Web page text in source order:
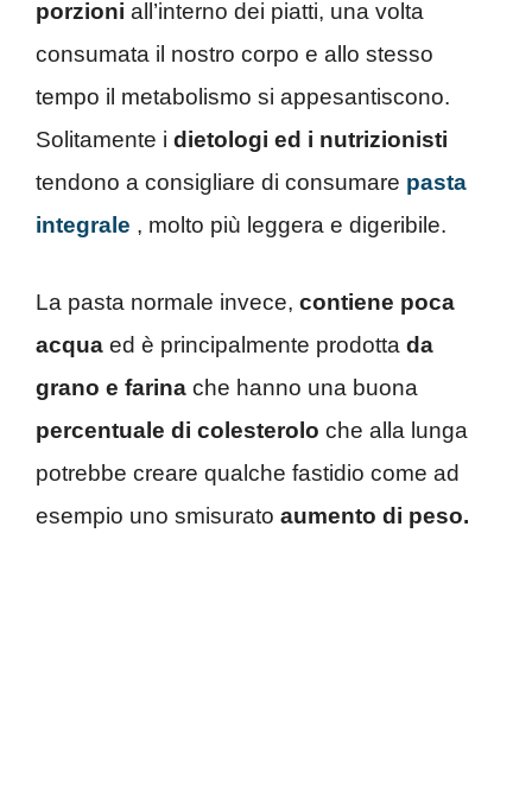
porzioni all’interno dei piatti, una volta
consumata il nostro corpo e allo stesso
tempo il metabolismo si appesantiscono.
Solitamente i dietologi ed i nutrizionisti
tendono a consigliare di consumare pasta
integrale , molto più leggera e digeribile.
La pasta normale invece, contiene poca
acqua ed è principalmente prodotta da
grano e farina che hanno una buona
percentuale di colesterolo che alla lunga
potrebbe creare qualche fastidio come ad
esempio uno smisurato aumento di peso.